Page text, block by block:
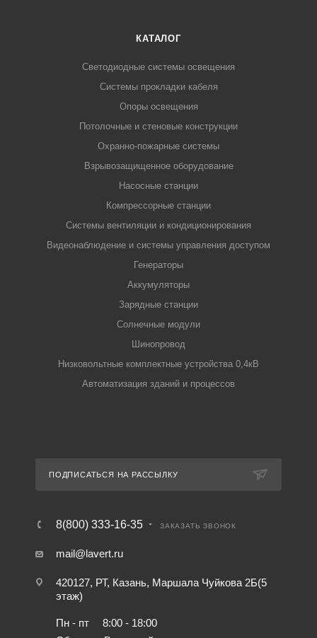
КАТАЛОГ
Светодиодные системы освещения
Системы прокладки кабеля
Опоры освещения
Потолочные и стеновые конструкции
Охранно-пожарные системы
Взрывозащищенное оборудование
Насосные станции
Компрессорные станции
Системы вентиляции и кондиционирования
Видеонаблюдение и системы управления доступом
Генераторы
Аккумуляторы
Зарядные станции
Солнечные модули
Шинопровод
Низковольтные комплектные устройства 0,4кВ
Автоматизация зданий и процессов
ПОДПИСАТЬСЯ НА РАССЫЛКУ
8(800) 333-16-35 ЗАКАЗАТЬ ЗВОНОК
mail@lavert.ru
420127, РТ, Казань, Маршала Чуйкова 2Б(5
этаж)
Пн - пт
8:00 - 18:00